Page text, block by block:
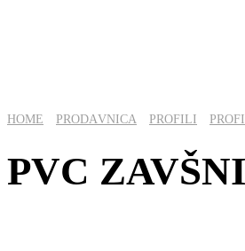
HOME PRОDАVNICА PROFILI
PVC